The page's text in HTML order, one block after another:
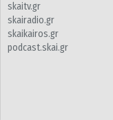
skaitv.gr
skairadio.gr
skaikairos.gr
podcast.skai.gr